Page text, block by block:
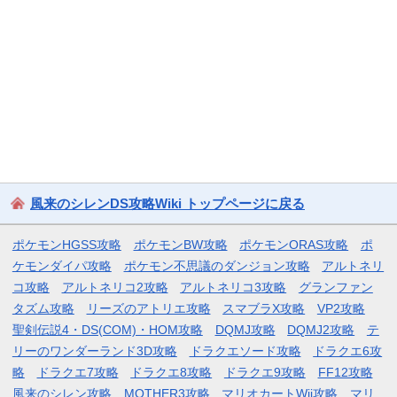
風来のシレンDS攻略Wiki トップページに戻る
ポケモンHGSS攻略 ポケモンBW攻略 ポケモンORAS攻略
ポ
ケモンダイパ攻略
ポケモン不思議のダンジョン攻略
アルトネリ
コ攻略
アルトネリコ2攻略 アルトネリコ3攻略
グランファン
タズム攻略
リーズのアトリエ攻略 スマブラX攻略
VP2攻略
聖剣伝説4・DS(COM)・HOM攻略
DQMJ攻略 DQMJ2攻略
テ
リーのワンダーランド3D攻略
ドラクエソード攻略
ドラクエ6攻
略
ドラクエ7攻略 ドラクエ8攻略 ドラクエ9攻略
FF12攻略
風来のシレン攻略
MOTHER3攻略 マリオカートWii攻略 マリ